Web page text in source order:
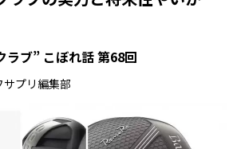
ラブ” こぼれ話 第68回
サプリ編集部